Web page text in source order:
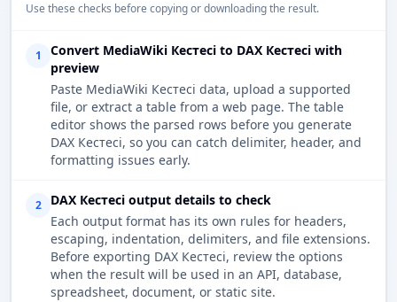
Use these checks before copying or downloading the result.
1
Convert MediaWiki Кестесі to DAX Кестесі with
preview
Paste MediaWiki Кестесі data, upload a supported
file, or extract a table from a web page. The table
editor shows the parsed rows before you generate
DAX Кестесі, so you can catch delimiter, header, and
formatting issues early.
2
DAX Кестесі output details to check
Each output format has its own rules for headers,
escaping, indentation, delimiters, and file extensions.
Before exporting DAX Кестесі, review the options
when the result will be used in an API, database,
spreadsheet, document, or static site.